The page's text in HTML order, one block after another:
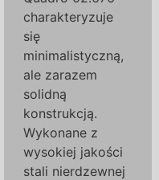
charakteryzuje
się
minimalistyczną,
ale zarazem
solidną
konstrukcją.
Wykonane z
wysokiej jakości
stali nierdzewnej